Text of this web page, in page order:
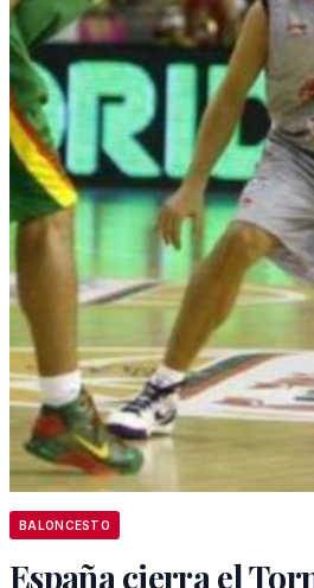
BALONCESTO
España cierra el